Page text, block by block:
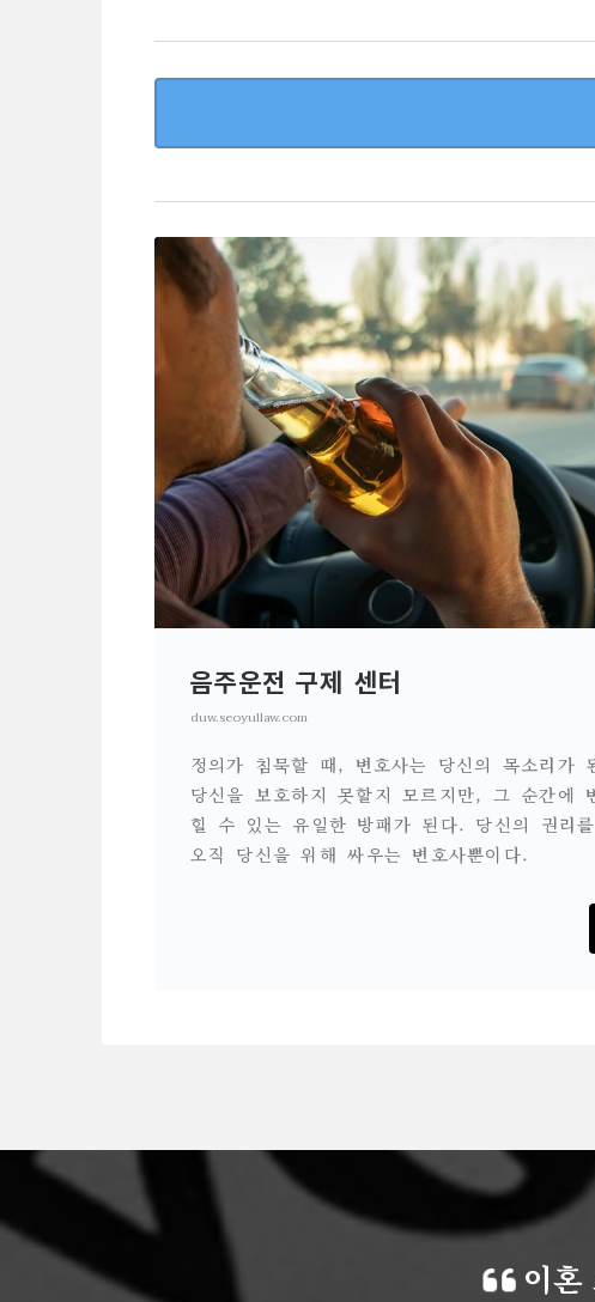
음주운전 구제 센터
duw.seoyullaw.com
정의가 침묵할 때, 변호사는 당신의 목소리가
당신을 보호하지 못할지 모르지만, 그 순간에
힐 수 있는 유일한 방패가 된다. 당신의 권리
오직 당신을 위해 싸우는 변호사뿐이다.
이혼